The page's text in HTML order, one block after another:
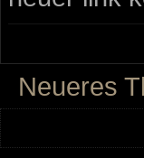
Neueres